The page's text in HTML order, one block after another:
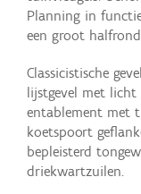
Planning in
een groot
Classicistische
lijstgevel met
entablement met
koetspoort
bepleisterd
driekwartzuilen.